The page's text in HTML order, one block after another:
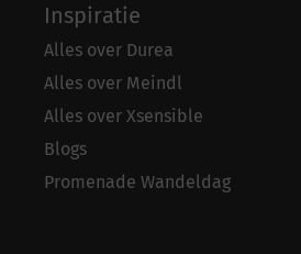
Inspiratie
Alles over Durea
Alles over Meindl
Alles over Xsensible
Blogs
Promenade Wandeldag